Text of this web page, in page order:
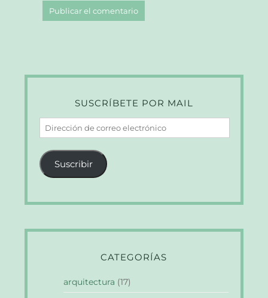
SUSCRÍBETE POR MAIL
Dirección
de
correo
electrónico
Suscribir
CATEGORÍAS
arquitectura (17)